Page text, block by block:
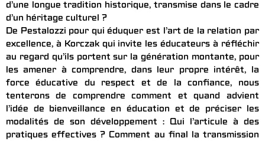
d’une longue tradition historique, transmise dans le cadre
d’un héritage culturel ?
De Pestalozzi pour qui éduquer est l’art de la relation par
excellence, à Korczak qui invite les éducateurs à réfléchir
au regard qu’ils portent sur la génération montante, pour
les amener à comprendre, dans leur propre intérêt, la
force éducative du respect et de la confiance, nous
tenterons de comprendre comment et quand advient
l’idée de bienveillance en éducation et de préciser les
modalités de son développement : Qui l’articule à des
pratiques effectives ? Comment au final la transmission